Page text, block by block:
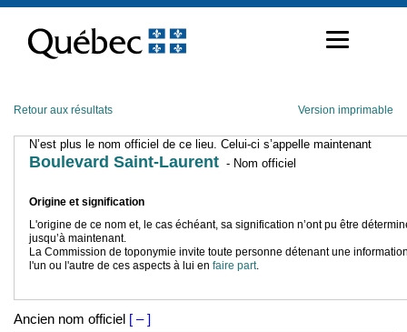
contenu
Retour aux résultats Version imprimable
N’est plus le nom officiel de ce lieu. Celui-ci s’appelle maintenant
Boulevard Saint-Laurent - Nom officiel
Origine et signification
L'origine de ce nom et, le cas échéant, sa signification n’ont pu être
jusqu’à maintenant.
La Commission de toponymie invite toute personne détenant une
l'un ou l'autre de ces aspects à lui en faire part.
Ancien nom officiel [ – ]